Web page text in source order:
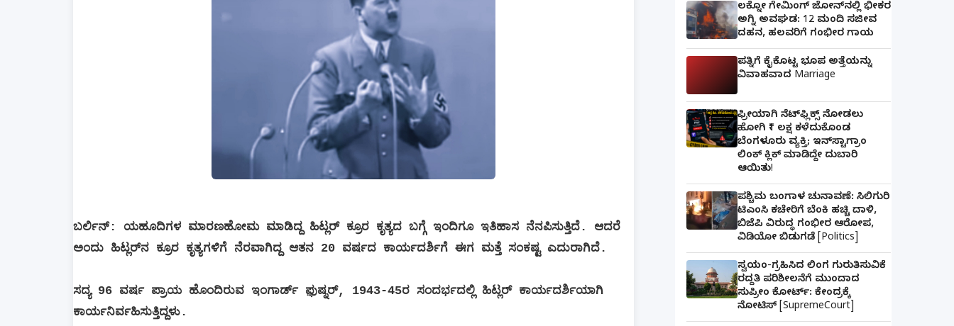
ಬರ್ಲಿನ್: ಯಹೂದಿಗಳ ಮಾರಣಹೋಮ ಮಾಡಿದ್ದ ಹಿಟ್ಲರ್ ಕ್ರೂರ ಕೃತ್ಯದ ಬಗ್ಗೆ ಇಂದಿಗೂ ಇತಿಹಾಸ ನೆನಪಿಸುತ್ತಿದೆ. ಆದರೆ
ಅಂದು ಹಿಟ್ಲರ್‌ನ ಕ್ರೂರ ಕೃತ್ಯಗಳಿಗೆ ನೆರವಾಗಿದ್ದ ಆತನ 20 ವರ್ಷದ ಕಾರ್ಯದರ್ಶಿಗೆ ಈಗ ಮತ್ತೆ ಸಂಕಷ್ಟ ಎದುರಾಗಿದೆ.
ಸದ್ಯ 96 ವರ್ಷ ಪ್ರಾಯ ಹೊಂದಿರುವ ಇಂಗಾರ್ಡ್ ಫು಼ಷ್ನರ್, 1943-45ರ ಸಂದರ್ಭದಲ್ಲಿ ಹಿಟ್ಲರ್ ಕಾರ್ಯದರ್ಶಿಯಾಗಿ
ಕಾರ್ಯನಿರ್ವಹಿಸುತ್ತಿದ್ದಳು.
ಲಕ್ನೋ ಗೇಮಿಂಗ್ ಜೋನ್‌ನಲ್ಲಿ ಭೀಕರ
ಅಗ್ನಿ ಅವಘಡ: 12 ಮಂದಿ ಸಜೀವ
ದಹನ, ಹಲವರಿಗೆ ಗಂಭೀರ ಗಾಯ
ಪತ್ನಿಗೆ ಕೈಕೊಟ್ಟ ಭೂಪ ಅತ್ತೆಯನ್ನು
ವಿವಾಹವಾದ Marriage
ಫ್ರೀಯಾಗಿ ನೆಟ್‌ಫ್ಲಿಕ್ಸ್ ನೋಡಲು
ಹೋಗಿ ₹1 ಲಕ್ಷ ಕಳೆದುಕೊಂಡ
ಬೆಂಗಳೂರು ವ್ಯಕ್ತಿ; ಇನ್‌ಸ್ಟಾಗ್ರಾಂ
ಲಿಂಕ್ ಕ್ಲಿಕ್ ಮಾಡಿದ್ದೇ ದುಬಾರಿ
ಆಯಿತು!
ಪಶ್ಚಿಮ ಬಂಗಾಳ ಚುನಾವಣೆ: ಸಿಲಿಗುರಿ
ಟಿಎಂಸಿ ಕಚೇರಿಗೆ ಬೆಂಕಿ ಹಚ್ಚಿ ದಾಳಿ,
ಬಿಜೆಪಿ ವಿರುದ್ಧ ಗಂಭೀರ ಆರೋಪ,
ವಿಡಿಯೋ ಬಿಡುಗಡೆ [Politics]
ಸ್ವಯಂ-ಗ್ರಹಿಸಿದ ಲಿಂಗ ಗುರುತಿಸುವಿಕೆ
ರದ್ದತಿ ಪರಿಶೀಲನೆಗೆ ಮುಂದಾದ
ಸುಪ್ರೀಂ ಕೋರ್ಟ್: ಕೇಂದ್ರಕ್ಕೆ
ನೋಟಿಸ್ [SupremeCourt]